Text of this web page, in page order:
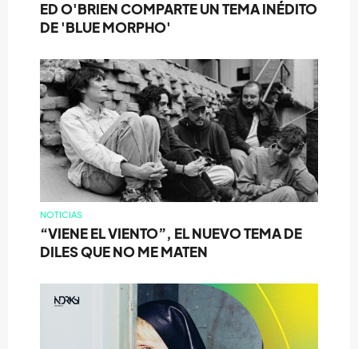
ED O'BRIEN COMPARTE UN TEMA INÉDITO
DE 'BLUE MORPHO'
NOTICIAS
“VIENE EL VIENTO”, EL NUEVO TEMA DE
DILES QUE NO ME MATEN